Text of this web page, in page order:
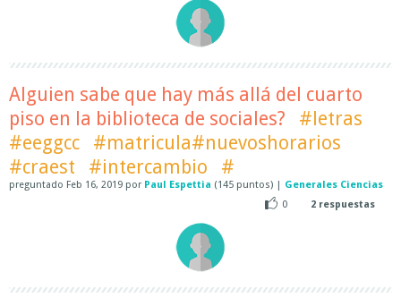
Alguien sabe que hay más allá del cuarto
piso en la biblioteca de sociales?
#letras
#eeggcc
#matricula#nuevoshorarios
#craest
#intercambio #
preguntado Feb 16, 2019 por Paul Espettia (145 puntos) | Generales Ciencias
0
2 respuestas